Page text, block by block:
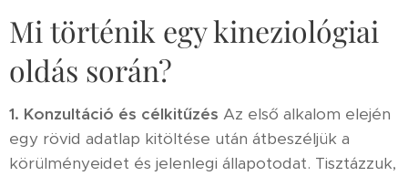
Mi történik egy kineziológiai
oldás során?
1. Konzultáció és célkitűzés Az első alkalom elején
egy rövid adatlap kitöltése után átbeszéljük a
körülményeidet és jelenlegi állapotodat. Tisztázzuk,